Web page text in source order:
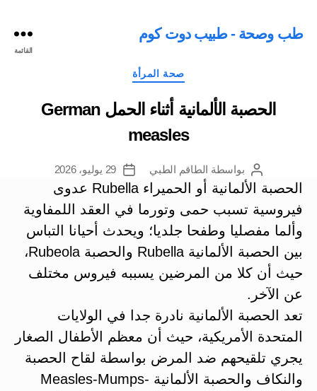
طب وصحة - طبيب دوت كوم
القائمة
التصنيفات
صحة المرأة
الحصبة الألمانية أثناء الحمل German
measles
كاتب
المقالة
بواسطة الطاقم الطبي
تاريخ
المقالة
29 يوليو، 2026
الحصبة الألمانية أو الحميراء Rubella عدوى
فيروسية تسبب حمى وتورما في العقد اللمفاوية
وألما مفصليا وطفحا جلديا؛ ويحدث أحيانا التباس
بين الحصبة الألمانية Rubella والحصبة Rubeola،
حيث أن كلا من المرضين يسببه فيروس مختلف
عن الآخر.
تعد الحصبة الألمانية نادرة جدا في الولايات
المتحدة الأمريكية، حيث أن معظم الأطفال الصغار
يجري تلقيحهم ضد المرض بواسطة لقاح الحصبة
والنكاف والحصبة الألمانية Measles-Mumps-